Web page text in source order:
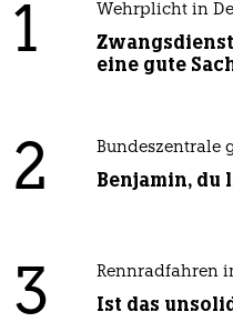
1 Wehrplicht in
eine gute
2 Bundeszentrale
Benjamin, du
3 Rennradfahren
Ist das